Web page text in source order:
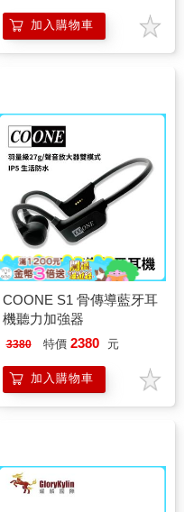
加入購物車
COONE S1 骨傳導藍牙耳
機聽力加強器
3380 特價 2380 元
加入購物車